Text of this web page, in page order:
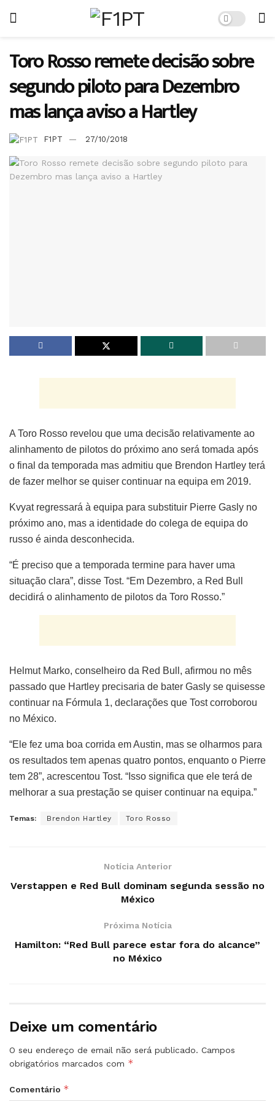
Toro Rosso remete decisão sobre
segundo piloto para Dezembro
mas lança aviso a Hartley
F1PT 27/10/2018
A Toro Rosso revelou que uma decisão relativamente ao
alinhamento de pilotos do próximo ano será tomada após
o final da temporada mas admitiu que Brendon Hartley terá
de fazer melhor se quiser continuar na equipa em 2019.
Kvyat regressará à equipa para substituir Pierre Gasly no
próximo ano, mas a identidade do colega de equipa do
russo é ainda desconhecida.
“É preciso que a temporada termine para haver uma
situação clara”, disse Tost. “Em Dezembro, a Red Bull
decidirá o alinhamento de pilotos da Toro Rosso.”
Helmut Marko, conselheiro da Red Bull, afirmou no mês
passado que Hartley precisaria de bater Gasly se quisesse
continuar na Fórmula 1, declarações que Tost corroborou
no México.
“Ele fez uma boa corrida em Austin, mas se olharmos para
os resultados tem apenas quatro pontos, enquanto o Pierre
tem 28”, acrescentou Tost. “Isso significa que ele terá de
melhorar a sua prestação se quiser continuar na equipa.”
Temas: Brendon Hartley Toro Rosso
Notícia Anterior
Verstappen e Red Bull dominam segunda sessão no
México
Próxima Notícia
Hamilton: “Red Bull parece estar fora do alcance”
no México
Deixe um comentário
O seu endereço de email não será publicado. Campos
obrigatórios marcados com *
Comentário *